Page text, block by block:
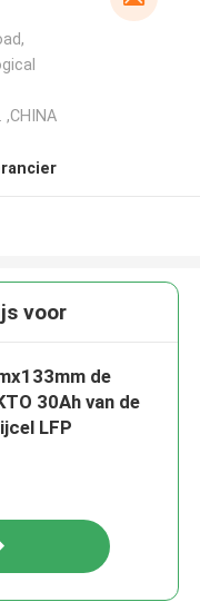
,CHINA
voor
de
30Ah van de
LFP